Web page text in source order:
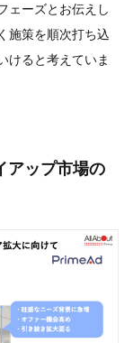
ェーズとお伝えし
施策を順次打ち込
けると考えていま
アップ市場の